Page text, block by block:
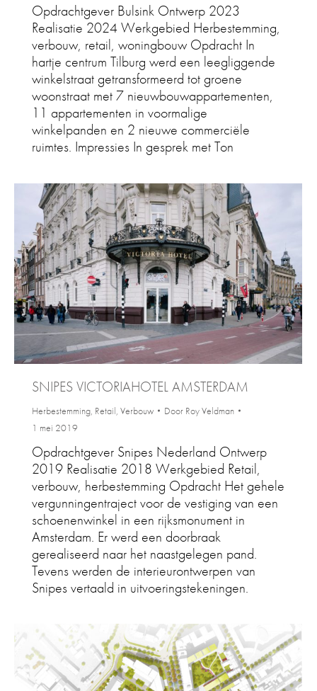
Opdrachtgever Bulsink Ontwerp 2023
Realisatie 2024 Werkgebied Herbestemming,
verbouw, retail, woningbouw Opdracht In
hartje centrum Tilburg werd een leegliggende
winkelstraat getransformeerd tot groene
woonstraat met 7 nieuwbouwappartementen,
11 appartementen in voormalige
winkelpanden en 2 nieuwe commerciële
ruimtes. Impressies In gesprek met Ton
SNIPES VICTORIAHOTEL AMSTERDAM
Herbestemming, Retail, Verbouw Door Roy Veldman
1 mei 2019
Opdrachtgever Snipes Nederland Ontwerp
2019 Realisatie 2018 Werkgebied Retail,
verbouw, herbestemming Opdracht Het gehele
vergunningentraject voor de vestiging van een
schoenenwinkel in een rijksmonument in
Amsterdam. Er werd een doorbraak
gerealiseerd naar het naastgelegen pand.
Tevens werden de interieurontwerpen van
Snipes vertaald in uitvoeringstekeningen.